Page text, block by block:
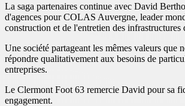
La saga partenaires continue avec David
d'agences pour COLAS Auvergne, leader
construction et de l'entretien des infrastructures
Une société partageant les mêmes valeurs que
répondre qualitativement aux besoins de
entreprises.
Le Clermont Foot 63 remercie David pour sa
engagement.